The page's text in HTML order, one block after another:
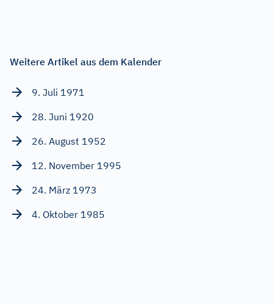
Weitere Artikel aus dem Kalender
9. Juli 1971
28. Juni 1920
26. August 1952
12. November 1995
24. März 1973
4. Oktober 1985